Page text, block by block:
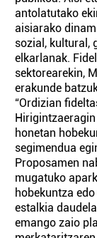
antolatutako
aisiarako
sozial, kultural,
elkarlanak.
sektorearekin,
erakunde
“Ordizian
honetan
segimendua
Proposamen
mugatuko
hobekuntza
estalkia
emango zaio